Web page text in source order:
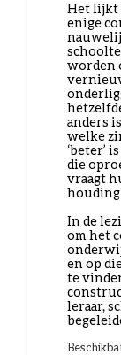
Het lijkt
enige
worden
anders
welke
‘beter’
die
vraagt
In de
om het
en op
te
leraar,